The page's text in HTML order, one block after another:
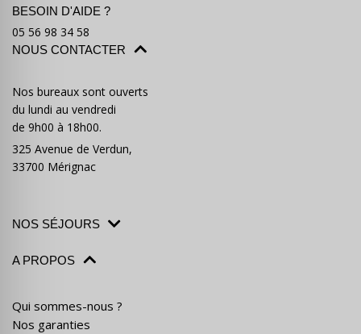
BESOIN D'AIDE ?
05 56 98 34 58
NOUS CONTACTER
Nos bureaux sont ouverts
du lundi au vendredi
de 9h00 à 18h00.
325 Avenue de Verdun,
33700 Mérignac
NOS SÉJOURS
A PROPOS
Qui sommes-nous ?
Nos garanties